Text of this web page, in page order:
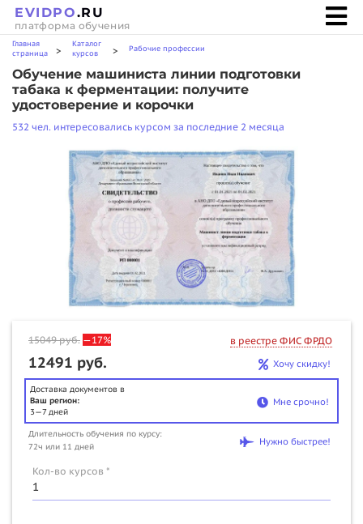
EVIDPO.RU
платформа обучения
Главная
страница
>
Каталог
курсов
> Рабочие профессии
Обучение машиниста линии подготовки
табака к ферментации: получите
удостоверение и корочки
532 чел. интересовались курсом за последние 2 месяца
15049руб. —17% в реестре ФИС ФРДО
12491 руб. Хочу скидку!
Доставка документов в
Ваш регион:
3—7 дней
Мне срочно!
Длительность обучения по курсу:
72ч или 11 дней
Нужно быстрее!
Кол-во курсов *